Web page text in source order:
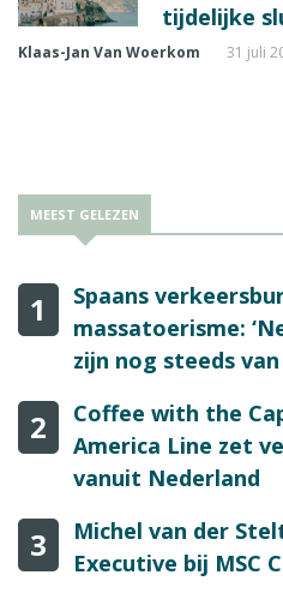
tijdelijke
Klaas-Jan Van Woerkom 31 juli
MEEST GELEZEN
1
Spaans
massatoerisme:
zijn nog steeds
2
Coffee with the
America Line zet
vanuit Nederland
3
Michel van der
Executive bij MSC